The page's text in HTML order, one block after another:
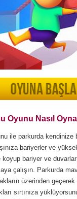
Oyunu Nasıl
ile parkurda kendinize
bariyerler ve
koyup bariyer ve
çalışın. Parkurda
üzerinden
sırtınıza